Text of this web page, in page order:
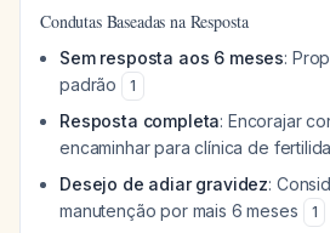
Condutas Baseadas na Resposta
Sem resposta aos 6 meses:
padrão
1
Resposta completa: Encorajar
encaminhar para clínica de
Desejo de adiar gravidez:
manutenção por mais 6 meses
1